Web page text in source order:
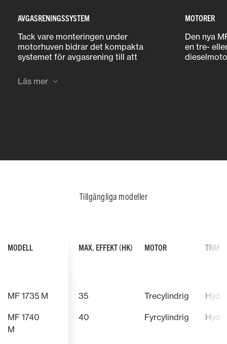
AVGASRENINGSSYSTEM
Tack vare monteringen under
motorhuven bidrar det kompakta
systemet för avgasrening till att
Läs mer
MOTORER
Den nya
en tre-
Tillgängliga modeller
MAX. EFFEKT (HK) MOTOR
35 Trecylindrig
40 Fyrcylindrig
MODELL
MF 1735 M
MF 1740
M